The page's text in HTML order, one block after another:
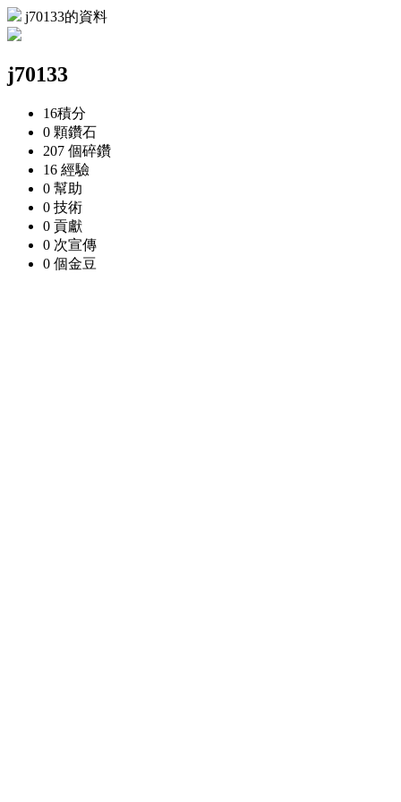
j70133的資料
j70133
16積分
0 顆鑽石
207 個碎鑽
16 經驗
0 幫助
0 技術
0 貢獻
0 次宣傳
0 個金豆